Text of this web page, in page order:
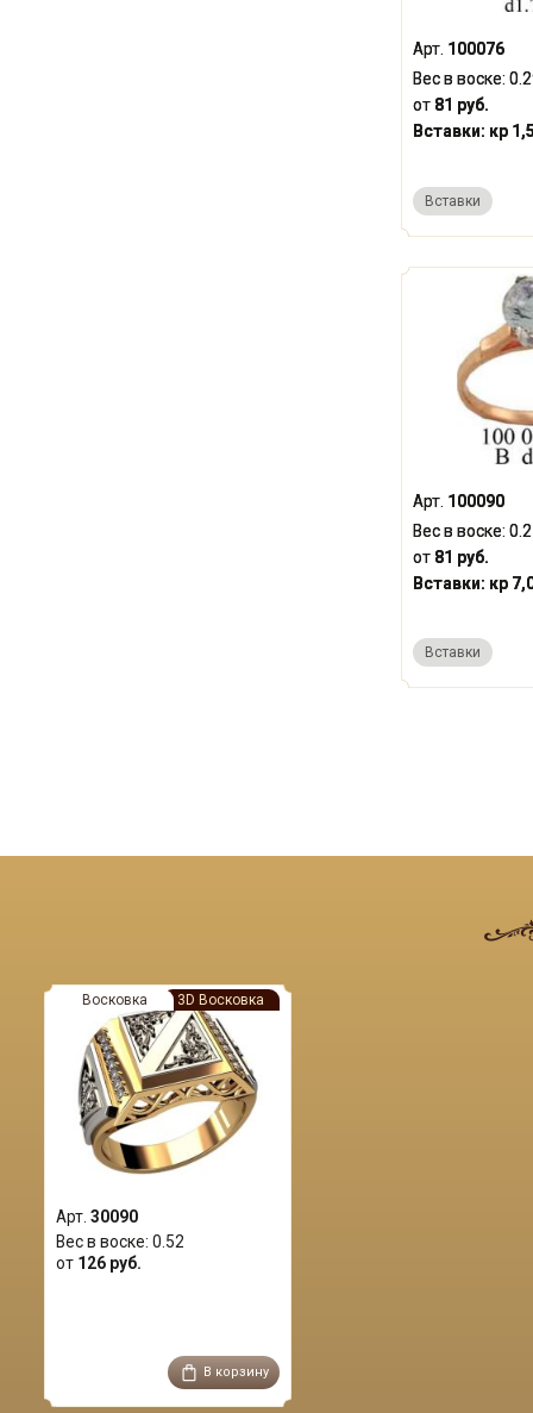
Арт. 100076
Вес в воске:
от 81 руб.
Вставки: кр
Вставки
Арт. 100090
Вес в воске:
от 81 руб.
Вставки: кр
Вставки
Восковка 3D Восковка
Арт. 30090
Вес в воске: 0.52
от 126 руб.
В корзину